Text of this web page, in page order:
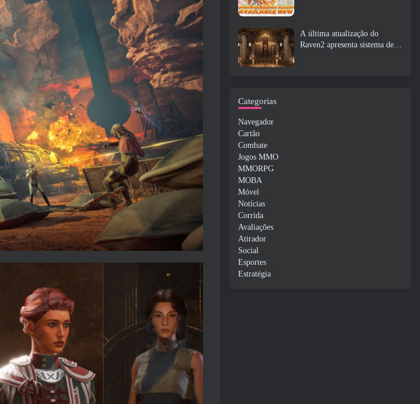
A última atualização do
Raven2 apresenta sistema de
Categorias
Navegador
Cartão
Combate
Jogos MMO
MMORPG
MOBA
Móvel
Notícias
Corrida
Avaliações
Atirador
Social
Esportes
Estratégia